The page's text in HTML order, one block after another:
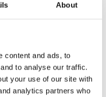
About
content and ads, to
to analyse our traffic.
your use of our site with
analytics partners who
dem robusta. När
lita på tur. Ni kan lita på
blir svaret inte en policy i
rätt åtkomst, rätt